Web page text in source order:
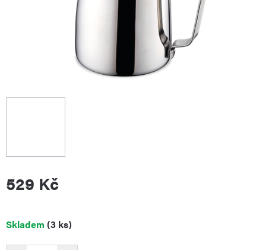
529 Kč
Měrná
Skladem (3 ks)